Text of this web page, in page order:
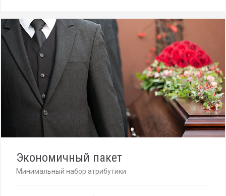
Экономичный пакет
Минимальный набор атрибутики